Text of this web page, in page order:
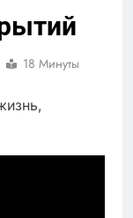
18 Минуты